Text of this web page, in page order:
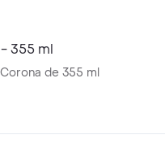
355 ml
de 355 ml